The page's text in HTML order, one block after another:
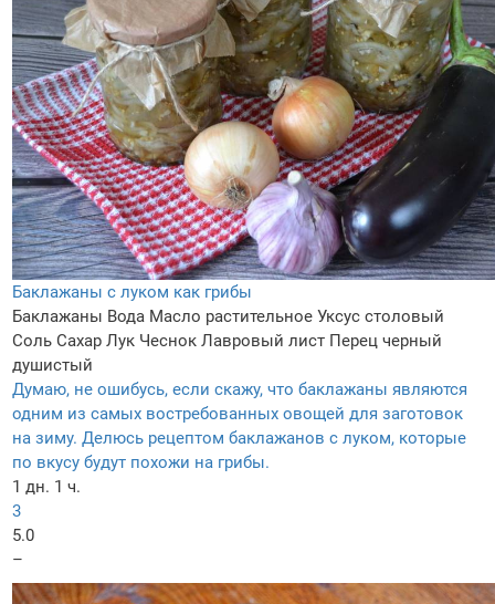
Баклажаны с луком как грибы
Баклажаны Вода Масло растительное Уксус столовый
Соль Сахар Лук Чеснок Лавровый лист Перец черный
душистый
Думаю, не ошибусь, если скажу, что баклажаны являются
одним из самых востребованных овощей для заготовок
на зиму. Делюсь рецептом баклажанов с луком, которые
по вкусу будут похожи на грибы.
1 дн. 1 ч.
3
5.0
–